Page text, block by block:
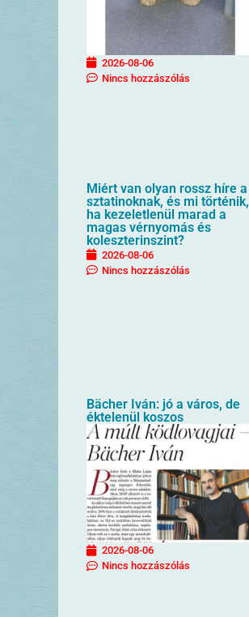
2026-08-06
Nincs hozzászólás
Miért van olyan rossz híre a
sztatinoknak, és mi történik,
ha kezeletlenül marad a
magas vérnyomás és
koleszterinszint?
2026-08-06
Nincs hozzászólás
Bächer Iván: jó a város, de
éktelenül koszos
2026-08-06
Nincs hozzászólás